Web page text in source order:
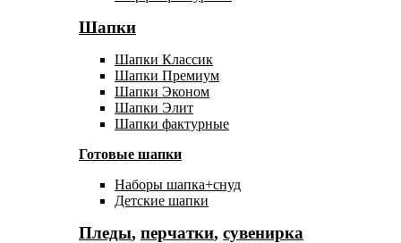
Шапки
Шапки Классик
Шапки Премиум
Шапки Эконом
Шапки Элит
Шапки фактурные
Готовые шапки
Наборы шапка+снуд
Детские шапки
Пледы, перчатки, сувенирка